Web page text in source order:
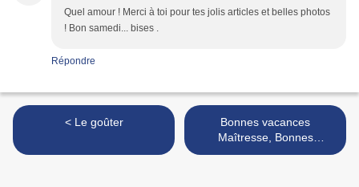
Quel amour ! Merci à toi pour tes jolis articles et belles photos
! Bon samedi... bises .
Répondre
< Le goûter
Bonnes vacances
Maîtresse, Bonnes
vacances les enfants >